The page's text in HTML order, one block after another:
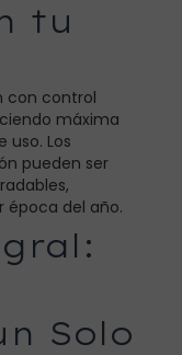
tu
con control
máxima
uso. Los
pueden ser
época del año.
Solo